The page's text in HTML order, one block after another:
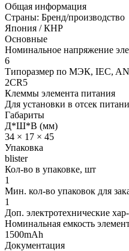
Общая информация
Страны: Бренд/производство
Япония / КНР
Основные
Номинальное напряжение
6
Типоразмер по МЭК, IEC,
2CR5
Клеммы элемента питания
Для установки в отсек
Габариты
Д*Ш*В (мм)
34 × 17 × 45
Упаковка
blister
Кол-во в упаковке, шт
1
Мин. кол-во упаковок для
1
Доп. электротехнические
Номинальная емкость
1500mAh
Документация